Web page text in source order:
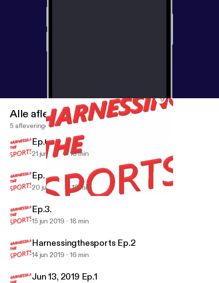
Harnessing the Sports
Alle afleveringen
5 afleveringen
Ep.6
21 jun 2019 18 min
Ep. 5
20 jun 2019 19 min
Ep.3.
15 jun 2019 18 min
Harnessingthesports Ep.2
14 jun 2019 16 min
Jun 13, 2019 Ep.1